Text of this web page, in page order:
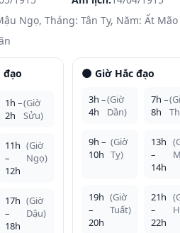
Ngọ, Tháng: Tân Tỵ, Năm: Ất Mão
đạo
1h –
2h
(Giờ
Sửu)
11h
–
12h
(Giờ
Ngọ)
17h
–
18h
(Giờ
Dậu)
🌑 Giờ Hắc đạo
3h –
4h
(Giờ
Dần)
7h –
8h
9h –
10h
(Giờ
Tỵ)
13h
–
14h
19h
–
20h
(Giờ
Tuất)
21h
–
22h